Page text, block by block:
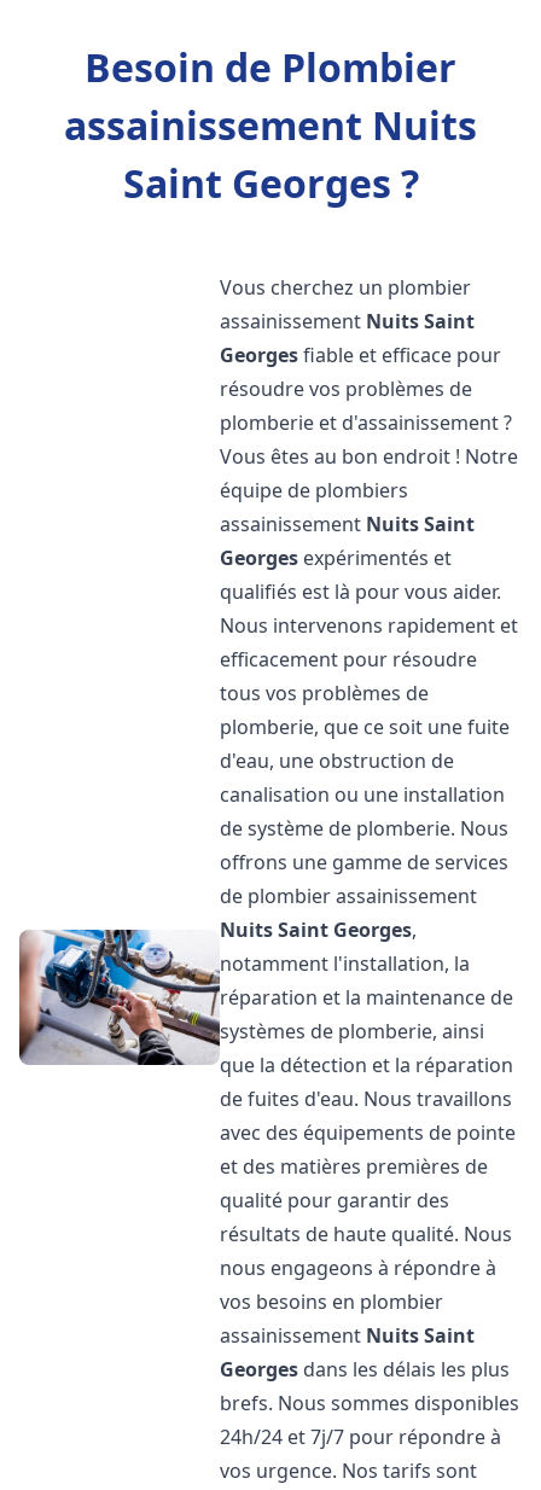
Besoin de Plombier
assainissement Nuits
Saint Georges ?
Vous cherchez un plombier
assainissement Nuits Saint
Georgesfiable et efficace pour
résoudre vos problèmes de
plomberie et d'assainissement ?
Vous êtes au bon endroit ! Notre
équipe de plombiers
assainissement Nuits Saint
Georges expérimentés et
qualifiés est là pour vous aider.
Nous intervenons rapidement et
efficacement pour résoudre
tous vos problèmes de
plomberie, que ce soit une fuite
d'eau, une obstruction de
canalisation ou une installation
de système de plomberie. Nous
offrons une gamme de services
de plombier assainissement
Nuits Saint Georges,
notamment l'installation, la
réparation et la maintenance de
systèmes de plomberie, ainsi
que la détection et la réparation
de fuites d'eau. Nous travaillons
avec des équipements de pointe
et des matières premières de
qualité pour garantir des
résultats de haute qualité. Nous
nous engageons à répondre à
vos besoins en plombier
assainissement Nuits Saint
Georges dans les délais les plus
brefs. Nous sommes disponibles
24h/24 et 7j/7 pour répondre à
vos urgence. Nos tarifs sont